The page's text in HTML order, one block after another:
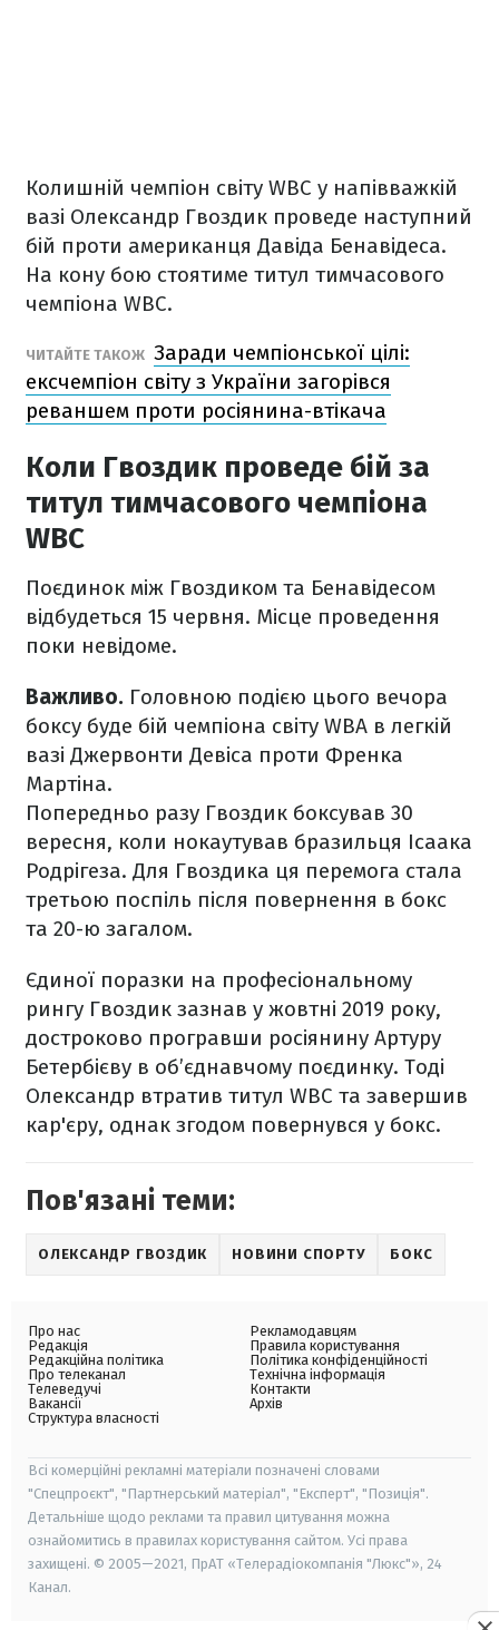
Колишній чемпіон світу WBC у напівважкій
вазі Олександр Гвоздик проведе наступний
бій проти американця Давіда Бенавідеса.
На кону бою стоятиме титул тимчасового
чемпіона WBC.
ЧИТАЙТЕ ТАКОЖ Заради чемпіонської цілі:
ексчемпіон світу з України загорівся
реваншем проти росіянина-втікача
Коли Гвоздик проведе бій за
титул тимчасового чемпіона
WBC
Поєдинок між Гвоздиком та Бенавідесом
відбудеться 15 червня. Місце проведення
поки невідоме.
Важливо. Головною подією цього вечора
боксу буде бій чемпіона світу WBA в легкій
вазі Джервонти Девіса проти Френка
Мартіна.
Попередньо разу Гвоздик боксував 30
вересня, коли нокаутував бразильця Ісаака
Родрігеза. Для Гвоздика ця перемога стала
третьою поспіль після повернення в бокс
та 20-ю загалом.
Єдиної поразки на професіональному
рингу Гвоздик зазнав у жовтні 2019 року,
достроково програвши росіянину Артуру
Бетербієву в об’єднавчому поєдинку. Тоді
Олександр втратив титул WBC та завершив
кар'єру, однак згодом повернувся у бокс.
Пов'язані теми:
ОЛЕКСАНДР ГВОЗДИК НОВИНИ СПОРТУ БОКС
Про нас
Редакція
Редакційна політика
Про телеканал
Телеведучі
Вакансії
Структура власності
Рекламодавцям
Правила користування
Політика конфіденційності
Технічна інформація
Контакти
Архів
Всі комерційні рекламні матеріали позначені словами
"Спецпроєкт", "Партнерський матеріал", "Експерт", "Позиція".
Детальніше щодо реклами та правил цитування можна
ознайомитись в правилах користування сайтом. Усі права
захищені. © 2005—2021, ПрАТ «Телерадіокомпанія "Люкс"», 24
Канал.